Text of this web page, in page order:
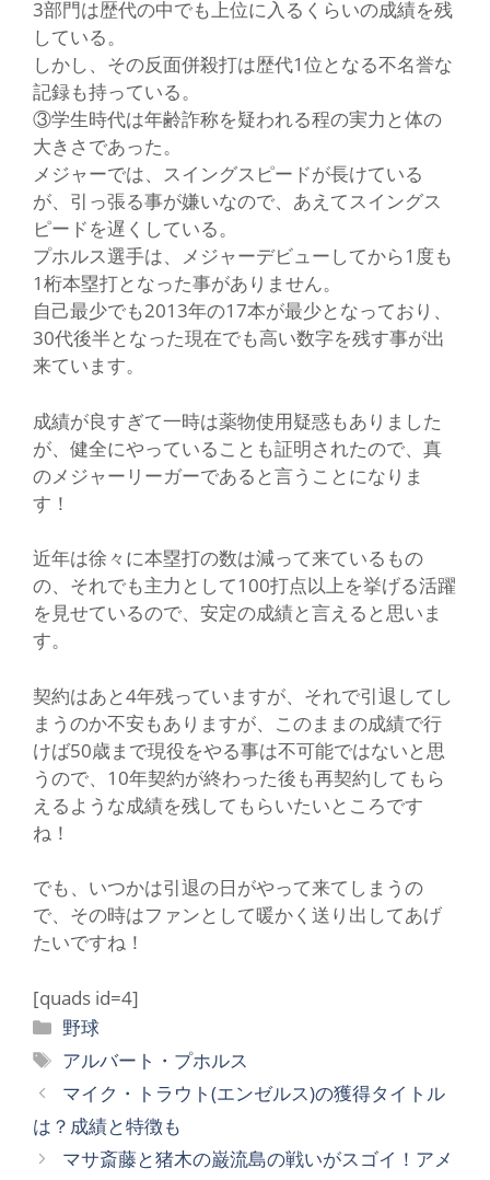
3部門は歴代の中でも上位に入るくらいの成績を残
している。
しかし、その反面併殺打は歴代1位となる不名誉な
記録も持っている。
③学生時代は年齢詐称を疑われる程の実力と体の
大きさであった。
メジャーでは、スイングスピードが長けている
が、引っ張る事が嫌いなので、あえてスイングス
ピードを遅くしている。
プホルス選手は、メジャーデビューしてから1度も
1桁本塁打となった事がありません。
自己最少でも2013年の17本が最少となっており、
30代後半となった現在でも高い数字を残す事が出
来ています。
成績が良すぎて一時は薬物使用疑惑もありました
が、健全にやっていることも証明されたので、真
のメジャーリーガーであると言うことになりま
す！
近年は徐々に本塁打の数は減って来ているもの
の、それでも主力として100打点以上を挙げる活躍
を見せているので、安定の成績と言えると思いま
す。
契約はあと4年残っていますが、それで引退してし
まうのか不安もありますが、このままの成績で行
けば50歳まで現役をやる事は不可能ではないと思
うので、10年契約が終わった後も再契約してもら
えるような成績を残してもらいたいところです
ね！
でも、いつかは引退の日がやって来てしまうの
で、その時はファンとして暖かく送り出してあげ
たいですね！
[quads id=4]
カ
テ
リ
ー
野球
タ
グ
アルバート・プホルス
マイク・トラウト(エンゼルス)の獲得タイトル
は？成績と特徴も
マサ斎藤と猪木の巌流島の戦いがスゴイ！アメ